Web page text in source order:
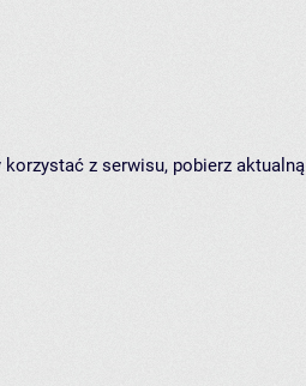
z serwisu, pobierz